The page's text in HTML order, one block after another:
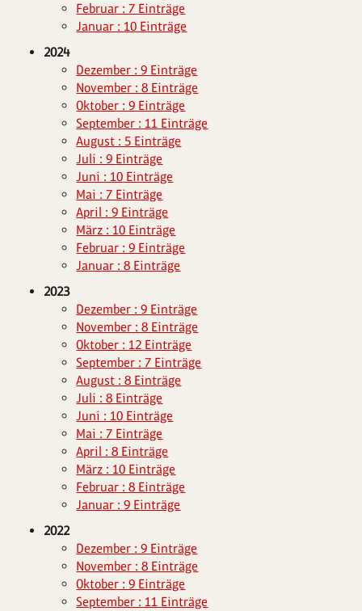
Februar : 7 Einträge
Januar : 10 Einträge
2024
Dezember : 9 Einträge
November : 8 Einträge
Oktober : 9 Einträge
September : 11 Einträge
August : 5 Einträge
Juli : 9 Einträge
Juni : 10 Einträge
Mai : 7 Einträge
April : 9 Einträge
März : 10 Einträge
Februar : 9 Einträge
Januar : 8 Einträge
2023
Dezember : 9 Einträge
November : 8 Einträge
Oktober : 12 Einträge
September : 7 Einträge
August : 8 Einträge
Juli : 8 Einträge
Juni : 10 Einträge
Mai : 7 Einträge
April : 8 Einträge
März : 10 Einträge
Februar : 8 Einträge
Januar : 9 Einträge
2022
Dezember : 9 Einträge
November : 8 Einträge
Oktober : 9 Einträge
September : 11 Einträge